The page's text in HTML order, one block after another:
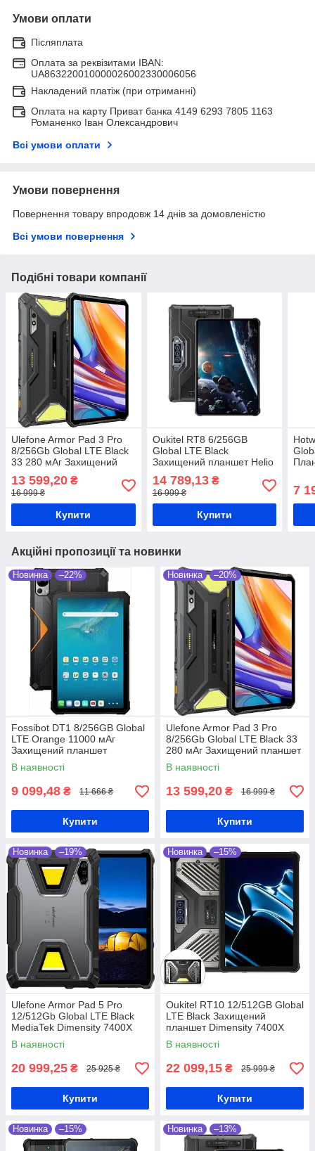
Умови оплати
Післяплата
Оплата за реквізитами IBAN:
UA863220010000026002330006056
Накладений платіж (при отриманні)
Оплата на карту Приват банка 4149 6293 7805 1163
Романенко Іван Олександрович
Всі умови оплати
Умови повернення
Повернення товару впродовж 14 днів за домовленістю
Всі умови повернення
Подібні товари компанії
Ulefone Armor Pad 3 Pro
8/256Gb Global LTE Black
33 280 мАг Захищений
планшет
13 599,20 ₴
16 999 ₴
Купити
Oukitel RT8 6/256GB
Global LTE Black
Захищений планшет Helio
G99 20000 мАч
14 789,13₴
16 999 ₴
Купити
7
Акційні пропозиції та новинки
Новинка –22%
Fossibot DT1 8/256GB Global
LTE Orange 11000 мАг
Захищений планшет
MediaTek Helio G99
В наявності
9 099,48 ₴ 11 666 ₴
Купити
Новинка –20%
Ulefone Armor Pad 3 Pro
8/256Gb Global LTE Black 33
280 мАг Захищений планшет
В наявності
13 599,20 ₴ 16 999 ₴
Купити
Новинка –19%
Ulefone Armor Pad 5 Pro
12/512Gb Global LTE Black
MediaTek Dimensity 7400X
24200 мАг Захищений
планшет
В наявності
20 999,25 ₴ 25 925 ₴
Купити
Новинка –15%
Oukitel RT10 12/512GB Global
LTE Black Захищений
планшет Dimensity 7400X
25000 мАг
В наявності
22 099,15 ₴ 25 999 ₴
Купити
Новинка –15% Новинка –13%